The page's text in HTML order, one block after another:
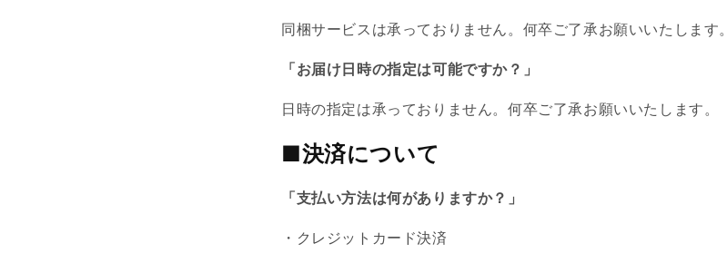
同梱サービスは承っておりません。何卒ご了承お願いいたします。
「お届け日時の指定は可能ですか？」
日時の指定は承っておりません。 何卒ご了承お願いいたします。
■決済について
「支払い方法は何がありますか？」
・クレジットカード決済